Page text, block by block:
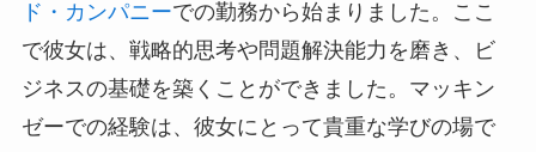
ド・カンパニーでの勤務から始まりました。ここ
で彼女は、戦略的思考や問題解決能力を磨き、ビ
ジネスの基礎を築くことができました。マッキン
ゼーでの経験は、彼女にとって貴重な学びの場で